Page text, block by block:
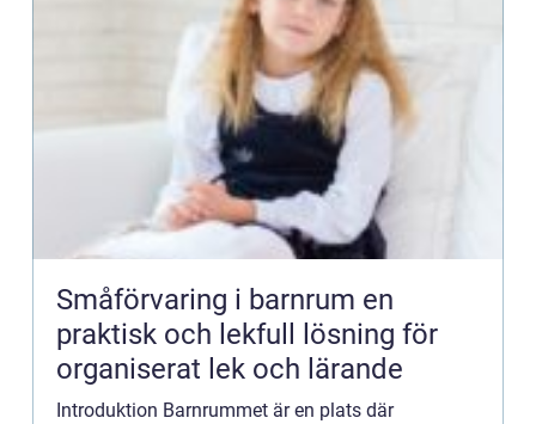
Småförvaring i barnrum en
praktisk och lekfull lösning för
organiserat lek och lärande
Introduktion Barnrummet är en plats där